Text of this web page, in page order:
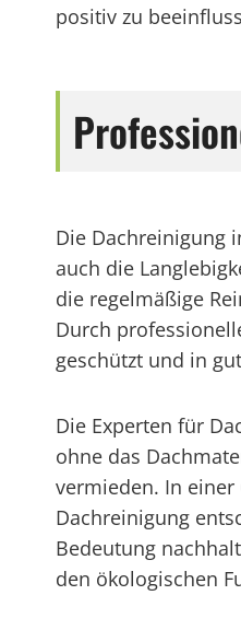
positiv zu
Die Dachreinigung
auch die
die regelmäßige
Durch
geschützt und in
Die Experten für
ohne das
vermieden. In
Dachreinigung
Bedeutung
den ökologischen